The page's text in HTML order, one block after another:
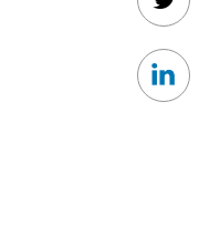
Twitter